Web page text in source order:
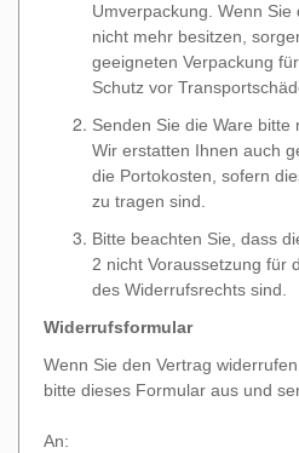
Umverpackung. Wenn
nicht mehr besitzen,
geeigneten Verpackung
Schutz vor
Senden Sie die Ware
Wir erstatten Ihnen auch
die Portokosten, sofern
zu tragen sind.
Bitte beachten Sie, dass
2 nicht Voraussetzung für
des Widerrufsrechts sind.
Widerrufsformular
Wenn Sie den Vertrag
bitte dieses Formular aus und
An: